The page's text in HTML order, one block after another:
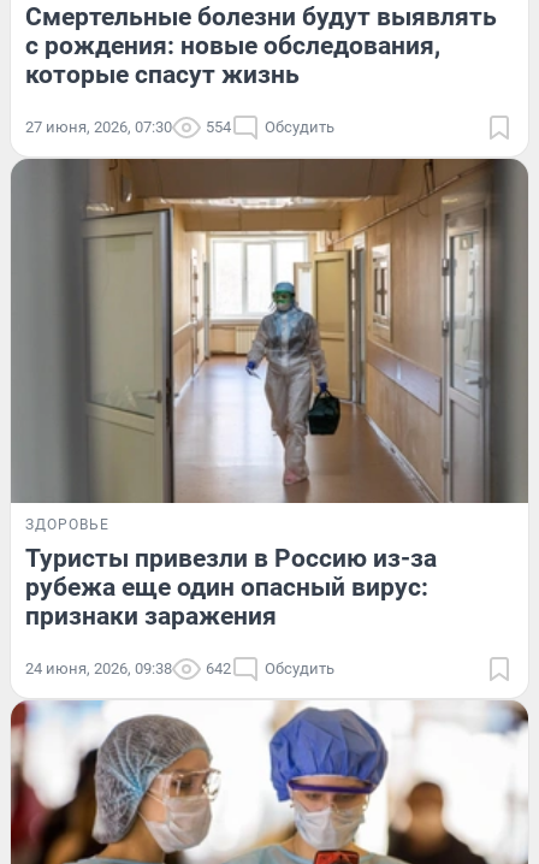
Смертельные болезни будут выявлять
с рождения: новые обследования,
которые спасут жизнь
27 июня, 2026, 07:30 554 Обсудить
ЗДОРОВЬЕ
Туристы привезли в Россию из-за
рубежа еще один опасный вирус:
признаки заражения
24 июня, 2026, 09:38 642 Обсудить